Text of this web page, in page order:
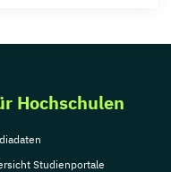
Hochschulen
Studienportale